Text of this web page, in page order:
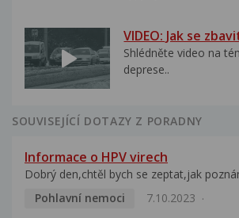
VIDEO: Jak se
Shlédněte video na
deprese..
SOUVISEJÍCÍ DOTAZY Z PORADNY
Informace o HPV virech
Dobrý den,chtěl bych se zeptat,jak
Pohlavní nemoci
7.10.2023